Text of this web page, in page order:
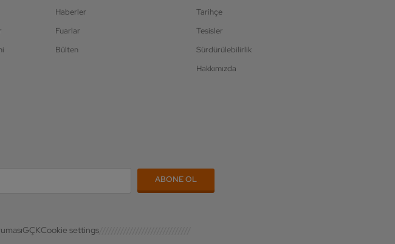
Haberler
Fuarlar
Bülten
Tarihçe
Tesisler
Sürdürülebilirlik
Hakkımızda
GÇKCookie settings